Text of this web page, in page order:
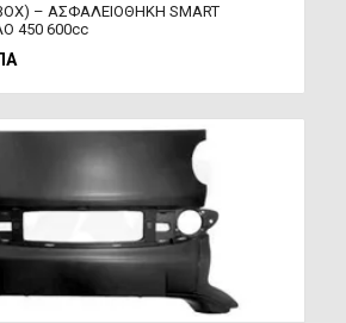
– ΑΣΦΑΛΕΙΟΘΗΚΗ SMART
450 600cc